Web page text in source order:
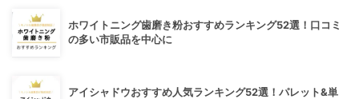
ホワイトニング歯磨き粉おすすめランキング52選！口コミ
の多い市販品を中心に
アイシャドウおすすめ人気ランキング52選！パレット&単